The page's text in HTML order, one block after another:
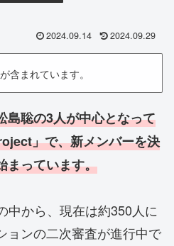
2024.09.14 2024.09.29
含まれています。
島聡の3人が中心となって
」で、新メンバーを決
まっています。
中から、現在は約350人に
ョンの二次審査が進行中で